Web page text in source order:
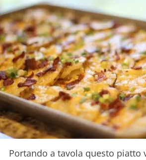
Portando a tavola questo piatto